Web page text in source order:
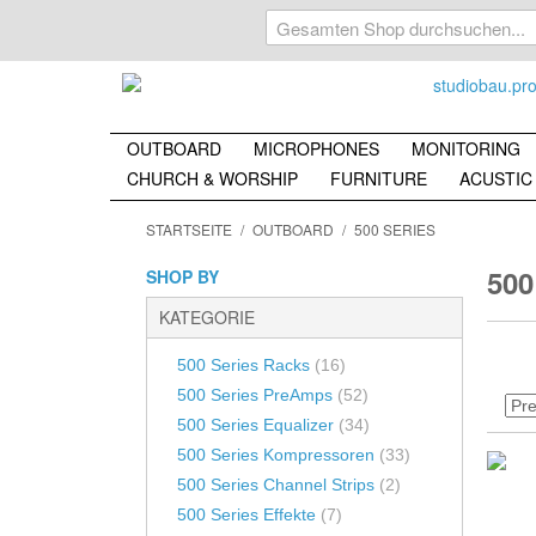
OUTBOARD
500 Series
500 Series PreAmps
500 Series Equalizer
500 Series Dynamics
500 Series Channelstrips
500 Series Effekte
500 Series Mixer
500 Series Filter
Dynamics
Multi-
Normal
PreAmps
MICROPHONES
Nach Richtcharakteristik
Nieren / Cardioid
Breiter Niere / Wide Kidney
Halbniere / Half Cardioid
Offene Niere / Open Cardioid
Superniere / Super Cardioid
MONITORING
Aktive
Passive
Kopfhörer
Monitoring
CHURCH & WORSHIP FURNITURE ACUSTIC
STARTSEITE / OUTBOARD / 500 SERIES
SHOP BY
KATEGORIE
500 Series Racks (16)
500 Series PreAmps (52)
500 Series Equalizer (34)
500 Series Kompressoren (33)
500 Series Channel Strips (2)
500 Series Effekte (7)